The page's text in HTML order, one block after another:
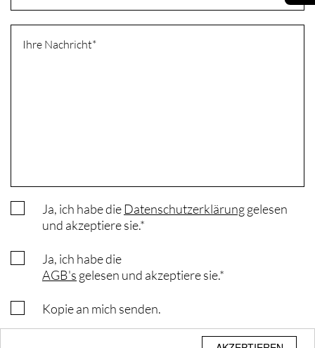
Ihre Nachricht
Ja, ich habe dieDatenschutzerklärunggelesen
und akzeptiere sie.
Ja, ich habe die
AGB's gelesen und akzeptiere sie.
Kopie an mich senden.